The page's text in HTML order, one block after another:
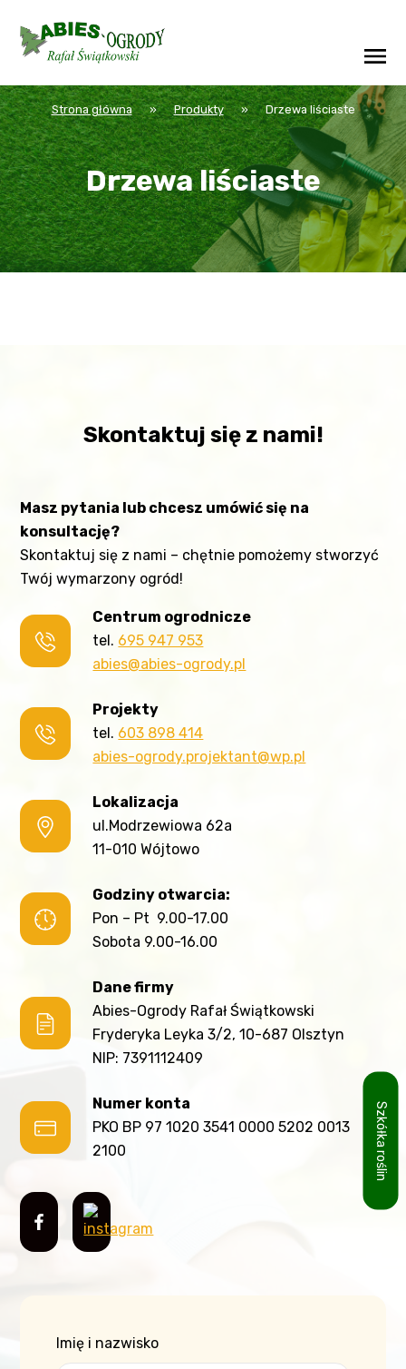
Strona główna » Produkty » Drzewa liściaste
Drzewa liściaste
Skontaktuj się z nami!
Masz pytania lub chcesz umówić się na
konsultację?
Skontaktuj się z nami – chętnie pomożemy stworzyć
Twój wymarzony ogród!
Centrum ogrodnicze
tel. 695 947 953
abies@abies-ogrody.pl
Projekty
tel. 603 898 414
abies-ogrody.projektant@wp.pl
Lokalizacja
ul.Modrzewiowa 62a
11-010 Wójtowo
Godziny otwarcia:
Pon – Pt 9.00-17.00
Sobota 9.00-16.00
Dane firmy
Abies-Ogrody Rafał Świątkowski
Fryderyka Leyka 3/2, 10-687 Olsztyn
NIP: 7391112409
Numer konta
PKO BP 97 1020 3541 0000 5202 0013
2100
Imię i nazwisko
Szkółka roślin